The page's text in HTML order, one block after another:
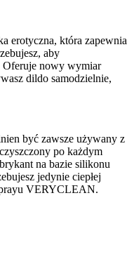
erotyczna, która zapewnia
aby
Oferuje nowy wymiar
dildo samodzielnie,
być zawsze używany z
po każdym
na bazie silikonu
jedynie ciepłej
VERYCLEAN.